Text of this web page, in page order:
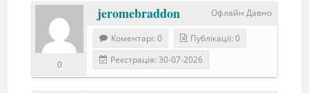
Офлайн Давно
jeromebraddon
0
Коментарі: 0
Публікації: 0
Реєстрація: 30-07-2026